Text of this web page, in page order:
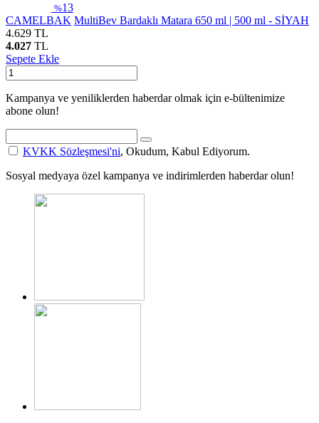
%13
CAMELBAK MultiBev Bardaklı Matara 650 ml | 500 ml - SİYAH
4.629 TL
4.027 TL
Sepete Ekle
Kampanya ve yeniliklerden haberdar olmak için e-bültenimize
abone olun!
KVKK Sözleşmesi'ni, Okudum, Kabul Ediyorum.
Sosyal medyaya özel kampanya ve indirimlerden haberdar olun!